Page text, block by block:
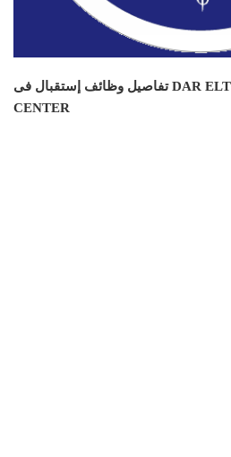
تفاصيل وظائف إستقبال فى DAR ELTEB RADIOLOGY
CENTER